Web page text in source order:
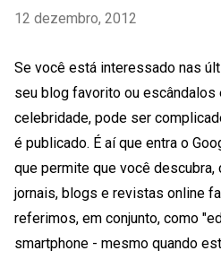
12 dezembro, 2012
Se você está interessado nas
seu blog favorito ou escândalos
celebridade, pode ser
é publicado. É aí que entra o
que permite que você
jornais, blogs e revistas online
referimos, em conjunto, como
smartphone - mesmo quando